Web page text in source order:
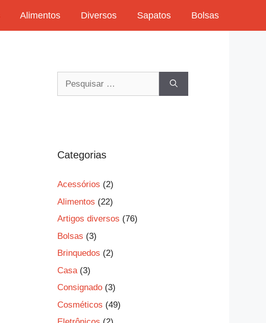
Alimentos Diversos Sapatos Bolsas
Categorias
Acessórios (2)
Alimentos (22)
Artigos diversos (76)
Bolsas (3)
Brinquedos (2)
Casa (3)
Consignado (3)
Cosméticos (49)